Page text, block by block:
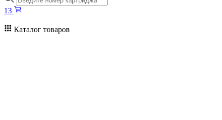
товаров
13
Каталог товаров